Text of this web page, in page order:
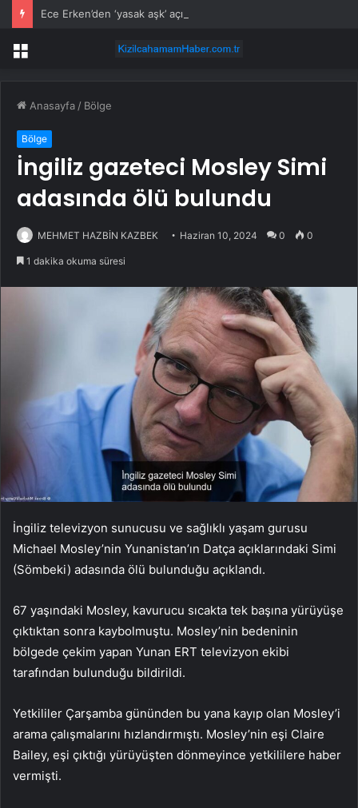
Menü
Anasayfa / Bölge
Bölge
İngiliz gazeteci Mosley Simi
adasında ölü bulundu
MEHMET HAZBİN KAZBEK Haziran 10, 2024 0 0
1 dakika okuma süresi
İngiliz televizyon sunucusu ve sağlıklı yaşam gurusu
Michael Mosley’nin Yunanistan’ın Datça açıklarındaki Simi
(Sömbeki) adasında ölü bulunduğu açıklandı.
67 yaşındaki Mosley, kavurucu sıcakta tek başına yürüyüşe
çıktıktan sonra kaybolmuştu. Mosley’nin bedeninin
bölgede çekim yapan Yunan ERT televizyon ekibi
tarafından bulunduğu bildirildi.
Yetkililer Çarşamba gününden bu yana kayıp olan Mosley’i
arama çalışmalarını hızlandırmıştı. Mosley’nin eşi Claire
Bailey, eşi çıktığı yürüyüşten dönmeyince yetkililere haber
vermişti.